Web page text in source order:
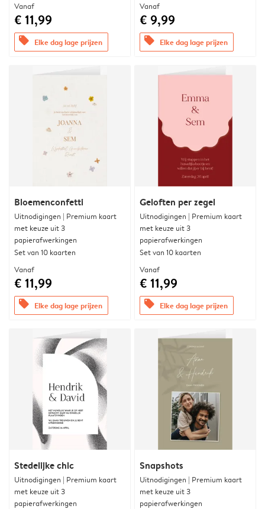
Vanaf
€ 11,99
offers Elke dag lage prijzen
Vanaf
€ 9,99
offers Elke dag lage prijzen
Bloemenconfetti
Uitnodigingen | Premium kaart
met keuze uit 3
papierafwerkingen
Set van 10 kaarten
Vanaf
€ 11,99
offers Elke dag lage prijzen
Geloften per zegel
Uitnodigingen | Premium kaart
met keuze uit 3
papierafwerkingen
Set van 10 kaarten
Vanaf
€ 11,99
offers Elke dag lage prijzen
Stedelijke chic
Uitnodigingen | Premium kaart
met keuze uit 3
papierafwerkingen
Snapshots
Uitnodigingen | Premium kaart
met keuze uit 3
papierafwerkingen